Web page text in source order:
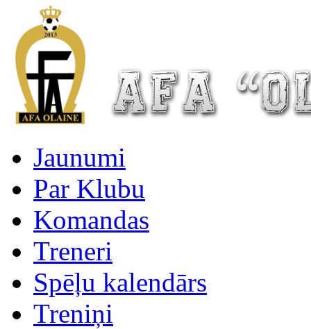
Jaunumi
Par Klubu
Komandas
Treneri
Spēļu kalendārs
Treniņi